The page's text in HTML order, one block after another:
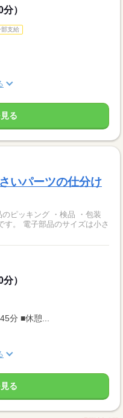
）
部支給
る
いパーツの仕分け
は小さ
）
分 ■休憩...
る